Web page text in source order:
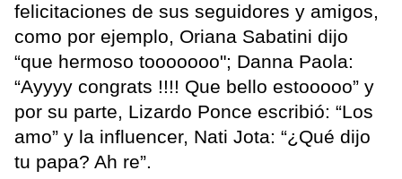
felicitaciones de sus seguidores y amigos,
como por ejemplo, Oriana Sabatini dijo
“que hermoso tooooooo"; Danna Paola:
“Ayyyy congrats !!!! Que bello estooooo” y
por su parte, Lizardo Ponce escribió: “Los
amo” y la influencer, Nati Jota: “¿Qué dijo
tu papa? Ah re”.